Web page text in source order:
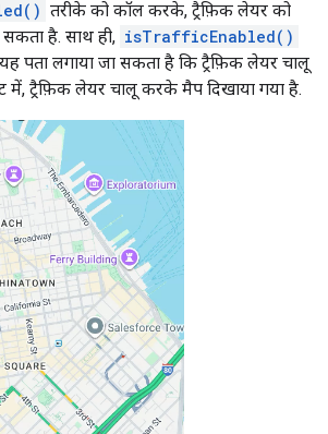
तरीके को कॉल करके, ट्रैफ़िक लेयर को
है. साथ ही, isTrafficEnabled()
पता लगाया जा सकता है कि ट्रैफ़िक लेयर चालू
में, ट्रैफ़िक लेयर चालू करके मैप दिखाया गया है.